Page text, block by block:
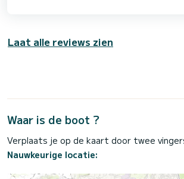
Laat alle reviews zien
Waar is de boot ?
Verplaats je op de kaart door twee
Nauwkeurige locatie: